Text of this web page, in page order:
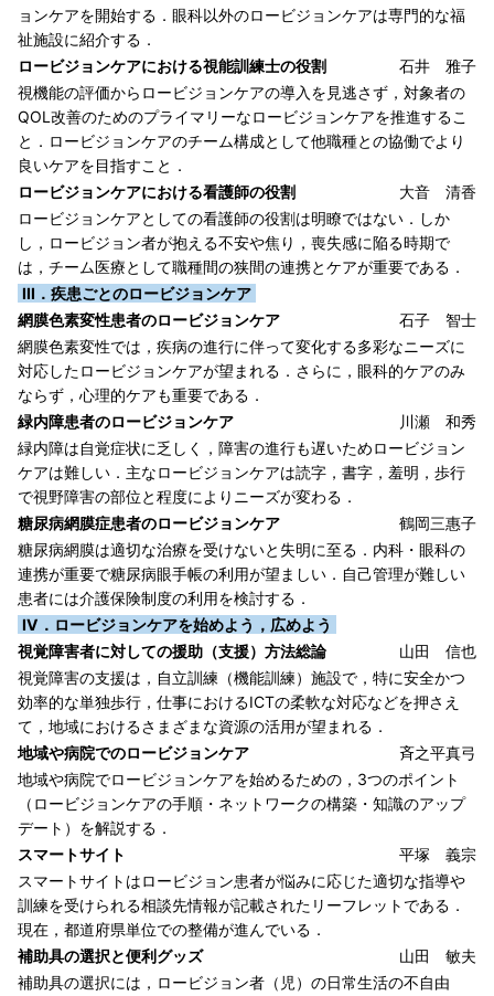
ョンケアを開始する．眼科以外のロービジョンケアは専門的な福
祉施設に紹介する．
ロービジョンケアにおける視能訓練士の役割
石井 雅子
視機能の評価からロービジョンケアの導入を見逃さず，対象者の
QOL改善のためのプライマリーなロービジョンケアを推進するこ
と．ロービジョンケアのチーム構成として他職種との協働でより
良いケアを目指すこと．
ロービジョンケアにおける看護師の役割
大音 清香
ロービジョンケアとしての看護師の役割は明瞭ではない．しか
し，ロービジョン者が抱える不安や焦り，喪失感に陥る時期で
は，チーム医療として職種間の狭間の連携とケアが重要である．
III．疾患ごとのロービジョンケア
網膜色素変性患者のロービジョンケア
石子 智士
網膜色素変性では，疾病の進行に伴って変化する多彩なニーズに
対応したロービジョンケアが望まれる．さらに，眼科的ケアのみ
ならず，心理的ケアも重要である．
緑内障患者のロービジョンケア
川瀬 和秀
緑内障は自覚症状に乏しく，障害の進行も遅いためロービジョン
ケアは難しい．主なロービジョンケアは読字，書字，羞明，歩行
で視野障害の部位と程度によりニーズが変わる．
糖尿病網膜症患者のロービジョンケア
鶴岡三惠子
糖尿病網膜は適切な治療を受けないと失明に至る．内科・眼科の
連携が重要で糖尿病眼手帳の利用が望ましい．自己管理が難しい
患者には介護保険制度の利用を検討する．
IV．ロービジョンケアを始めよう，広めよう
視覚障害者に対しての援助（支援）方法総論
山田 信也
視覚障害の支援は，自立訓練（機能訓練）施設で，特に安全かつ
効率的な単独歩行，仕事におけるICTの柔軟な対応などを押さえ
て，地域におけるさまざまな資源の活用が望まれる．
地域や病院でのロービジョンケア
斉之平真弓
地域や病院でロービジョンケアを始めるための，3つのポイント
（ロービジョンケアの手順・ネットワークの構築・知識のアップ
デート）を解説する．
スマートサイト
平塚 義宗
スマートサイトはロービジョン患者が悩みに応じた適切な指導や
訓練を受けられる相談先情報が記載されたリーフレットである．
現在，都道府県単位での整備が進んでいる．
補助具の選択と便利グッズ
山田 敏夫
補助具の選択には，ロービジョン者（児）の日常生活の不自由